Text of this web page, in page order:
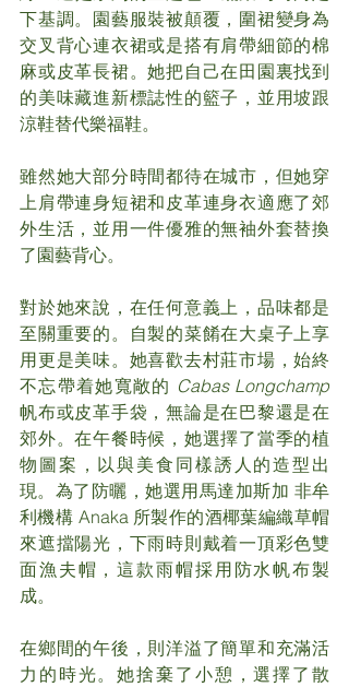
下基調。園藝服裝被顛覆，圍裙變身為
交叉背心連衣裙或是搭有肩帶細節的棉
麻或皮革長裙。她把自己在田園裏找到
的美味藏進新標誌性的籃子，並用坡跟
涼鞋替代樂福鞋。
雖然她大部分時間都待在城市，但她穿
上肩帶連身短裙和皮革連身衣適應了郊
外生活，並用一件優雅的無袖外套替換
了園藝背心。
對於她來說，在任何意義上，品味都是
至關重要的。自製的菜餚在大桌子上享
用更是美味。她喜歡去村莊市場，始終
不忘帶着她寬敞的 Cabas Longchamp
帆布或皮革手袋，無論是在巴黎還是在
郊外。在午餐時候，她選擇了當季的植
物圖案，以與美食同樣誘人的造型出
現。為了防曬，她選用馬達加斯加 非牟
利機構 Anaka 所製作的酒椰葉編織草帽
來遮擋陽光，下雨時則戴着一頂彩色雙
面漁夫帽，這款雨帽採用防水帆布製
成。
在鄉間的午後，則洋溢了簡單和充滿活
力的時光。她捨棄了小憩，選擇了散